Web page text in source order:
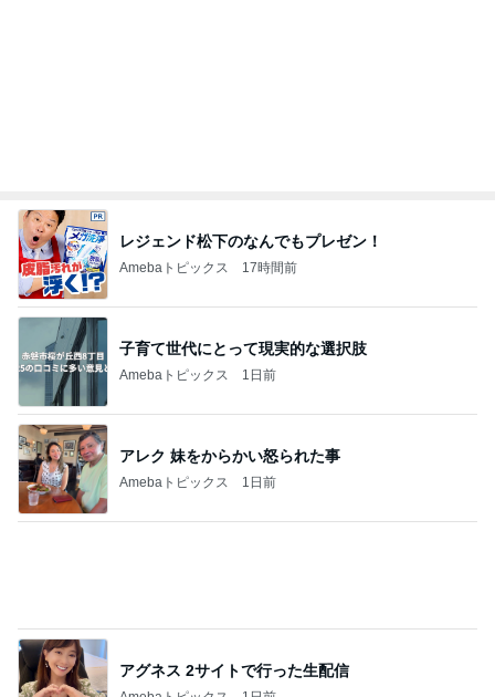
アグネス 2サイトで行った生配信
Amebaトピックス 1日前
コストコで見つけた新発売商品
Amebaトピックス 2日前